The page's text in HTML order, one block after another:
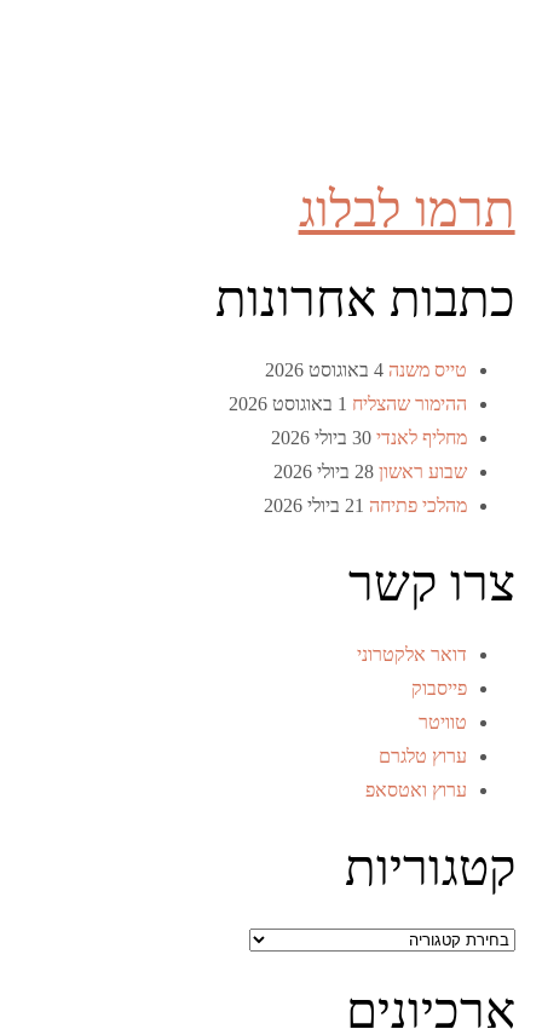
תרמו לבלוג
כתבות אחרונות
טייס משנה 4 באוגוסט 2026
ההימור שהצליח 1 באוגוסט 2026
מחליף לאנדי 30 ביולי 2026
שבוע ראשון 28 ביולי 2026
מהלכי פתיחה 21 ביולי 2026
צרו קשר
דואר אלקטרוני
פייסבוק
טוויטר
ערוץ טלגרם
ערוץ ואטסאפ
קטגוריות
קטגוריות
ארכיונים